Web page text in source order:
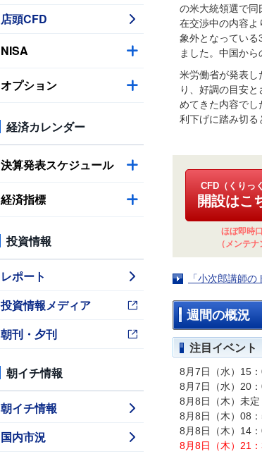
店頭CFD
NISA
オプション
経済カレンダー
決算発表スケジュール
経済指標
投資情報
レポート
投資情報メディア
朝刊・夕刊
朝イチ情報
朝イチ情報
国内市況
の米大統領選で同
在交渉中の内容
象外となってい
ました。中国か
米労働省が発表
り、好調の目安
めてきた内容で
利下げに踏み切る
CFD（くりっ
開設はこ
ほぼ即時
（メンテ
「小次郎講師
週間の概況
注目イベント
8月7日（水）15
8月7日（水）20
8月8日（木）未
8月8日（木）08
8月8日（木）14
8月8日（木）21